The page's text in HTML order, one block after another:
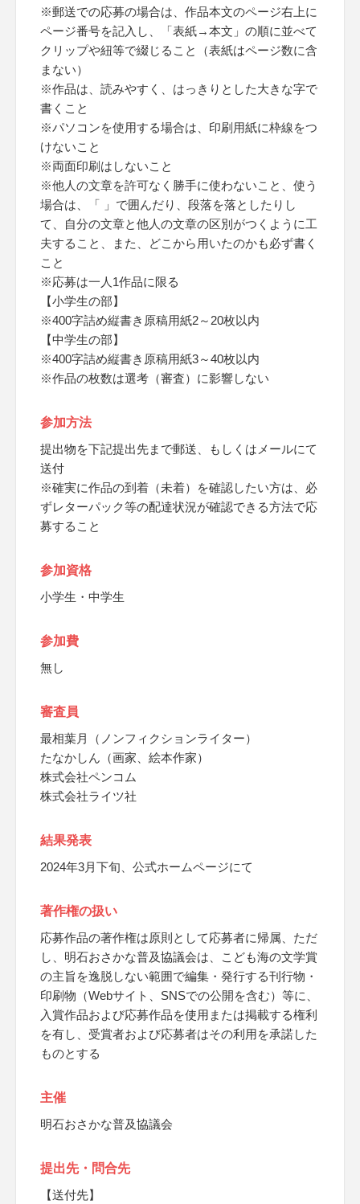
※郵送での応募の場合は、作品本文のページ右上に
ページ番号を記入し、「表紙→本文」の順に並べて
クリップや紐等で綴じること（表紙はページ数に含
まない）
※作品は、読みやすく、はっきりとした大きな字で
書くこと
※パソコンを使用する場合は、印刷用紙に枠線をつ
けないこと
※両面印刷はしないこと
※他人の文章を許可なく勝手に使わないこと、使う
場合は、「 」で囲んだり、段落を落としたりし
て、自分の文章と他人の文章の区別がつくように工
夫すること、また、どこから用いたのかも必ず書く
こと
※応募は一人1作品に限る
【小学生の部】
※400字詰め縦書き原稿用紙2～20枚以内
【中学生の部】
※400字詰め縦書き原稿用紙3～40枚以内
※作品の枚数は選考（審査）に影響しない
参加方法
提出物を下記提出先まで郵送、もしくはメールにて
送付
※確実に作品の到着（未着）を確認したい方は、必
ずレターパック等の配達状況が確認できる方法で応
募すること
参加資格
小学生・中学生
参加費
無し
審査員
最相葉月（ノンフィクションライター）
たなかしん（画家、絵本作家）
株式会社ペンコム
株式会社ライツ社
結果発表
2024年3月下旬、公式ホームページにて
著作権の扱い
応募作品の著作権は原則として応募者に帰属、ただ
し、明石おさかな普及協議会は、こども海の文学賞
の主旨を逸脱しない範囲で編集・発行する刊行物・
印刷物（Webサイト、SNSでの公開を含む）等に、
入賞作品および応募作品を使用または掲載する権利
を有し、受賞者および応募者はその利用を承諾した
ものとする
主催
明石おさかな普及協議会
提出先・問合先
【送付先】